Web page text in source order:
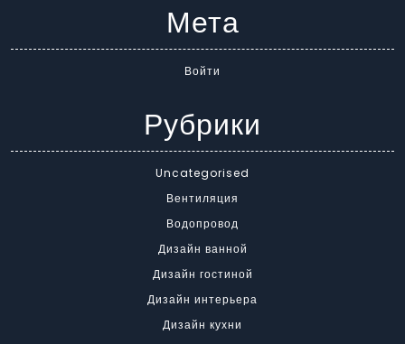
Мета
Войти
Рубрики
Uncategorised
Вентиляция
Водопровод
Дизайн ванной
Дизайн гостиной
Дизайн интерьера
Дизайн кухни